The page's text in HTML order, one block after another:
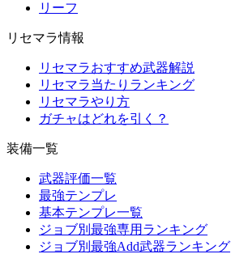
リーフ
リセマラ情報
リセマラおすすめ武器解説
リセマラ当たりランキング
リセマラやり方
ガチャはどれを引く？
装備一覧
武器評価一覧
最強テンプレ
基本テンプレ一覧
ジョブ別最強専用ランキング
ジョブ別最強Add武器ランキング